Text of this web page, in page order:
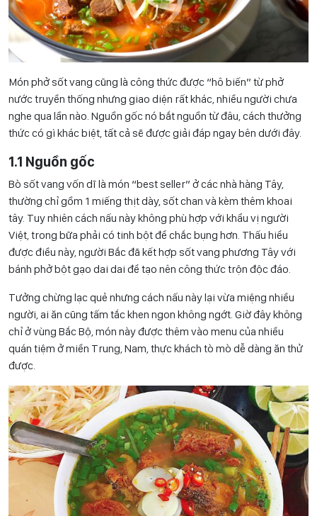
Món phở sốt vang cũng là công thức được “hô biến” từ phở
nước truyền thống nhưng giao diện rất khác, nhiều người chưa
nghe qua lần nào. Nguồn gốc nó bắt nguồn từ đâu, cách thưởng
thức có gì khác biệt, tất cả sẽ được giải đáp ngay bên dưới đây.
1.1 Nguồn gốc
Bò sốt vang vốn dĩ là món “best seller” ở các nhà hàng Tây,
thường chỉ gồm 1 miếng thịt dày, sốt chan và kèm thêm khoai
tây. Tuy nhiên cách nấu này không phù hợp với khẩu vị người
Việt, trong bữa phải có tinh bột để chắc bụng hơn. Thấu hiểu
được điều này, người Bắc đã kết hợp sốt vang phương Tây với
bánh phở bột gạo dai dai để tạo nên công thức trộn độc đáo.
Tưởng chừng lạc quẻ nhưng cách nấu này lại vừa miệng nhiều
người, ai ăn cũng tấm tắc khen ngon không ngớt. Giờ đây không
chỉ ở vùng Bắc Bộ, món này được thêm vào menu của nhiều
quán tiệm ở miền Trung, Nam, thực khách tò mò dễ dàng ăn thử
được.